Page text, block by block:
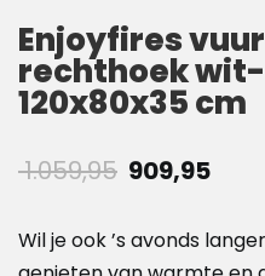
Enjoyfires
rechthoek
120x80x35 cm
1.059,95
was:
€ 1.059,95.
909,95
is:
€
Wil je ook ’s avonds